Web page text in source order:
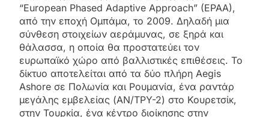
“European Phased Adaptive Approach” (EPAA),
από την εποχή Ομπάμα, το 2009. Δηλαδή μια
σύνθεση στοιχείων αεράμυνας, σε ξηρά και
θάλασσα, η οποία θα προστατεύει τον
ευρωπαϊκό χώρο από βαλλιστικές επιθέσεις. Το
δίκτυο αποτελείται από τα δύο πλήρη Αegis
Ashore σε Πολωνία και Ρουμανία, ένα ραντάρ
μεγάλης εμβελείας (AN/TPY-2) στο Κουρετσίκ,
στην Τουρκία, ένα κέντρο διοίκησης στην